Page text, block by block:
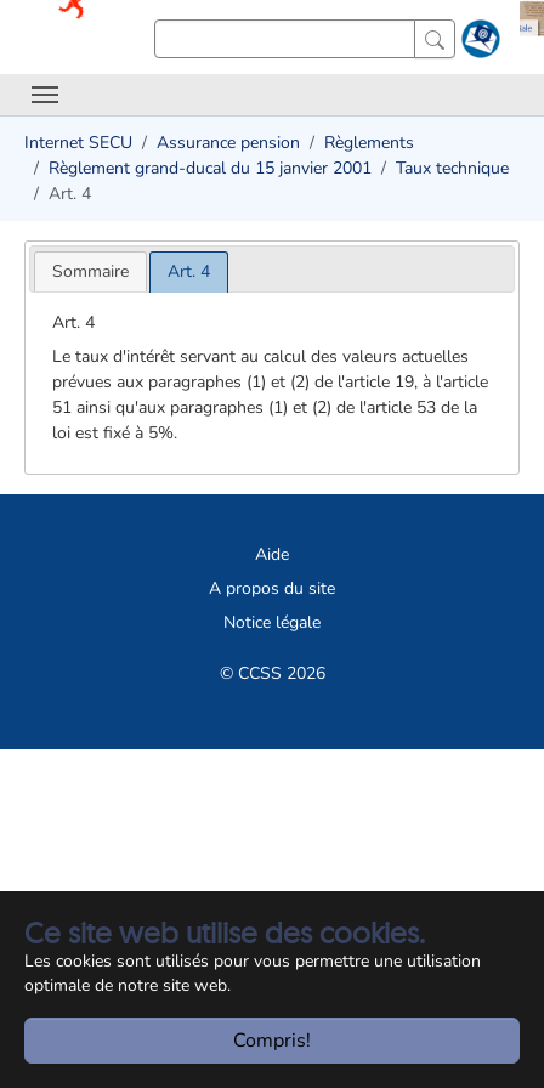
Ce site web utilise des cookies.
Les cookies sont utilisés pour vous permettre une utilisation
optimale de notre site web.
Compris!
Internet SECU Assurance pension
Règlements
Règlement grand-ducal du 15 janvier 2001
Taux technique
Art. 4
Sommaire Art. 4
Art. 4
Le taux d'intérêt servant au calcul des valeurs actuelles
prévues aux paragraphes (1) et (2) de l'article 19, à l'article
51 ainsi qu'aux paragraphes (1) et (2) de l'article 53 de la
loi est fixé à 5%.
Aide
A propos du site
Notice légale
© CCSS 2026